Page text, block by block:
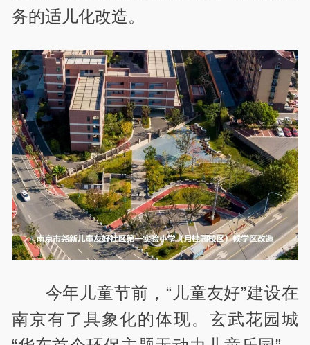
务的‌适儿化改造。
今年儿童节前，“儿童友好”建设在
南京有了具象化的体现。玄武花园城